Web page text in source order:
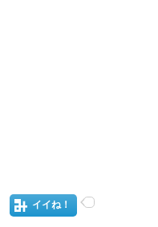
イイね！